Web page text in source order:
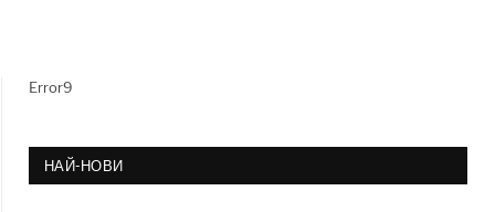
Error9
НАЙ-НОВИ